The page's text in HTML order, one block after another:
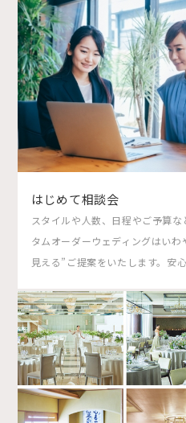
はじめて相談会
スタイルや人数、日程やご予算
タムオーダーウェディングはい
見える”ご提案をいたします。安